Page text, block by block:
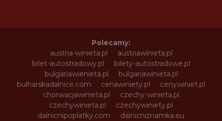
Polecamy:
austria-winieta.pl
austriawinieta.pl
bilet-autostradowy.pl
bilety-autostradowe.pl
bulgariawienieta.pl
bulgariawinieta.pl
bulharskadalnice.com
cenawiniety.pl
cenywiniet.pl
chorwacjawinieta.pl
czechy-winieta.pl
czechywinieta.pl
czechywiniety.pl
dalnicnipoplatky.com
dalnicniznamka.eu